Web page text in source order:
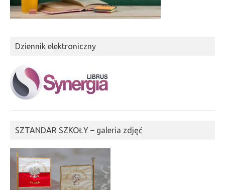
Dziennik elektroniczny
SZTANDAR SZKOŁY – galeria zdjęć